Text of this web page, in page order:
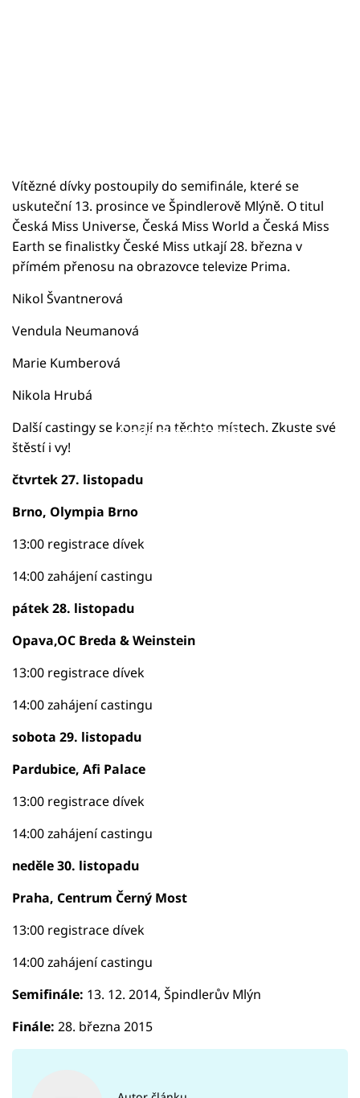
Vítězné dívky postoupily do semifinále, které se
uskuteční 13. prosince ve Špindlerově Mlýně. O titul
Česká Miss Universe, Česká Miss World a Česká Miss
Earth se finalistky České Miss utkají 28. března v
přímém přenosu na obrazovce televize Prima.
Nikol Švantnerová
Vendula Neumanová
Marie Kumberová
Nikola Hrubá
Failed to fetch
Další castingy se konají na těchto místech. Zkuste své
štěstí i vy!
čtvrtek 27. listopadu
Brno, Olympia Brno
13:00 registrace dívek
14:00 zahájení castingu
pátek 28. listopadu
Opava,OC Breda & Weinstein
13:00 registrace dívek
14:00 zahájení castingu
sobota 29. listopadu
Pardubice, Afi Palace
13:00 registrace dívek
14:00 zahájení castingu
neděle 30. listopadu
Praha, Centrum Černý Most
13:00 registrace dívek
14:00 zahájení castingu
Semifinále: 13. 12. 2014, Špindlerův Mlýn
Finále: 28. března 2015